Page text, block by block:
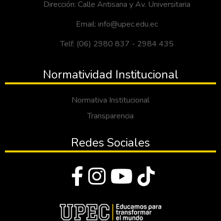
Dirección: Calle Antisana y Av. Universitaria
Email: info@upec.edu.ec
Telf: (06) 2980 837 - 2984 435
Normatividad Institucional
Normativa Institucional
Transparencia
Redes Sociales